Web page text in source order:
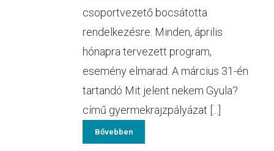
csoportvezető bocsátotta
rendelkezésre. Minden, április
hónapra tervezett program,
esemény elmarad. A március 31-én
tartandó Mit jelent nekem Gyula?
című gyermekrajzpályázat [...]
Bővebben